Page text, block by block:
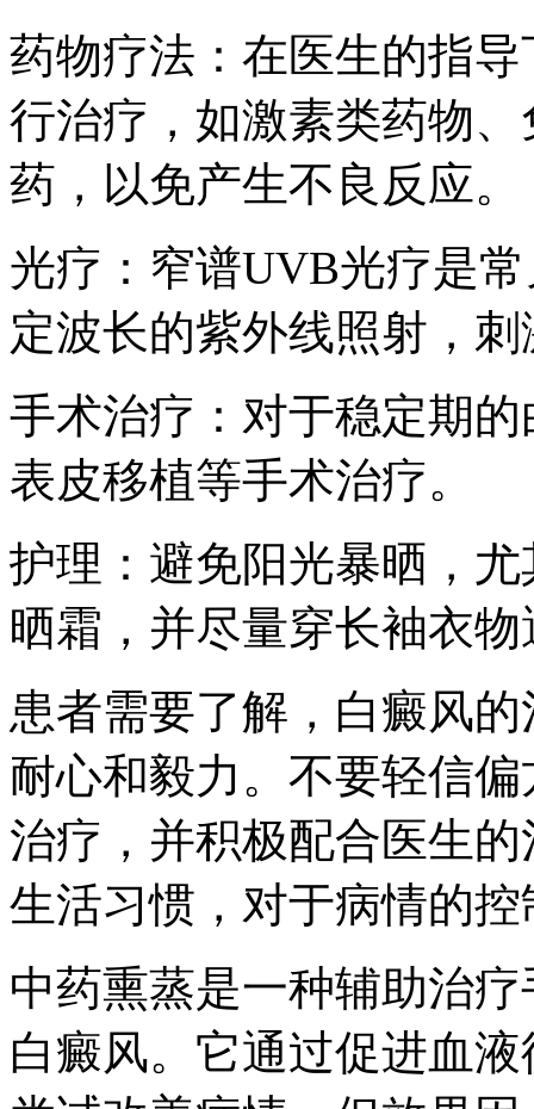
药物疗法：在医生的指
行治疗，如激素类药物
药，以免产生不良反应。
光疗：窄谱UVB光疗是
定波长的紫外线照射，
手术治疗：对于稳定期
表皮移植等手术治疗。
护理：避免阳光暴晒，
晒霜，并尽量穿长袖衣物
患者需要了解，白癜风
耐心和毅力。不要轻信
治疗，并积极配合医生
生活习惯，对于病情的
中药熏蒸是一种辅助治
白癜风。它通过促进血